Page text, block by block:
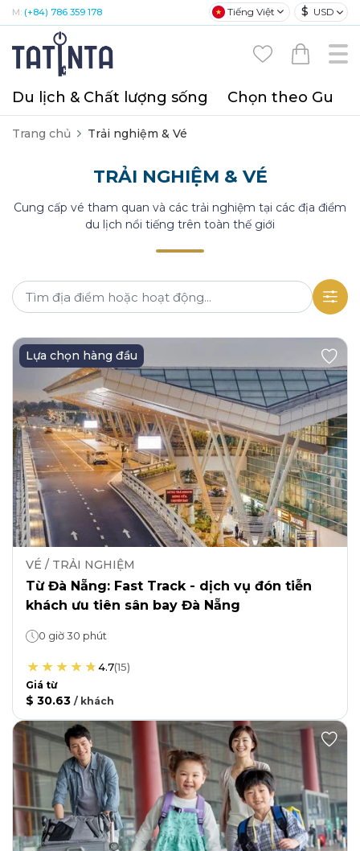
M: (+84) 786 359 178 Tiếng Việt $ USD
Du lịch & Chất lượng sống Chọn theo Gu
Trang chủ Trải nghiệm & Vé
TRẢI NGHIỆM & VÉ
Cung cấp vé tham quan và các trải nghiệm tại các địa điểm
du lịch nổi tiếng trên toàn thế giới
Lựa chọn hàng đầu
VÉ / TRẢI NGHIỆM
Từ Đà Nẵng: Fast Track - dịch vụ đón tiễn
khách ưu tiên sân bay Đà Nẵng
0 giờ 30 phút
4.7(15)
Giá từ
$ 30.63 / khách